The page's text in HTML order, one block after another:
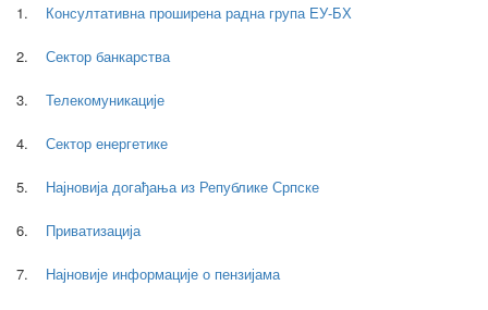
1. Консултативна проширена радна група ЕУ-БХ
2. Сектор банкарства
3. Телекомуникације
4. Сектор енергетике
5. Најновија догађања из Републике Српске
6. Приватизација
7. Најновије информације о пензијама